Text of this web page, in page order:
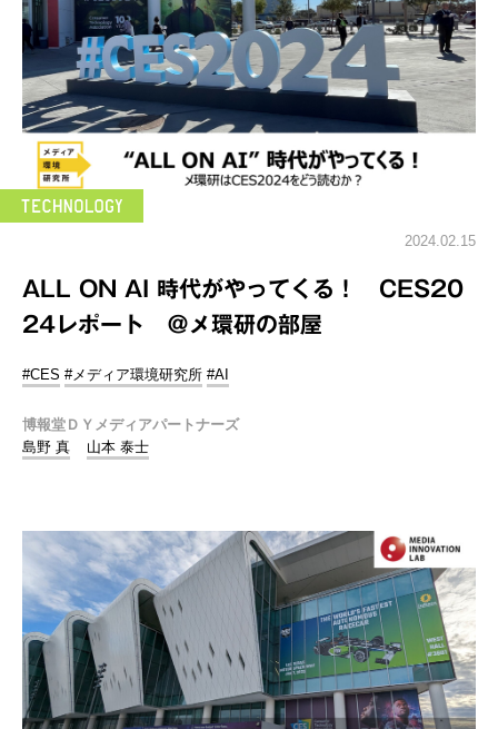
2024.02.15
ALL ON AI 時代がやってくる！ CES20
24レポート ＠メ環研の部屋
#CES #メディア環境研究所 #AI
博報堂ＤＹメディアパートナーズ
島野 真
山本 泰士